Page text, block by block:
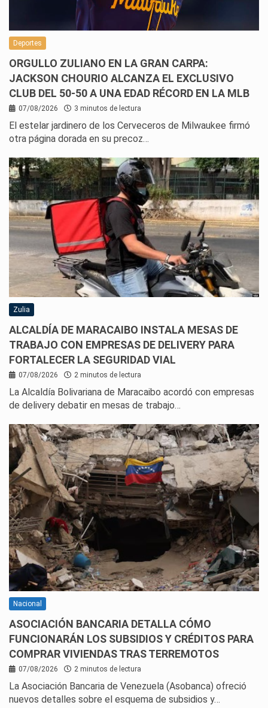
Deportes
ORGULLO ZULIANO EN LA GRAN CARPA:
JACKSON CHOURIO ALCANZA EL EXCLUSIVO
CLUB DEL 50-50 A UNA EDAD RÉCORD EN LA MLB
07/08/2026 3 minutos de lectura
El estelar jardinero de los Cerveceros de Milwaukee firmó
otra página dorada en su precoz…
Zulia
ALCALDÍA DE MARACAIBO INSTALA MESAS DE
TRABAJO CON EMPRESAS DE DELIVERY PARA
FORTALECER LA SEGURIDAD VIAL
07/08/2026 2 minutos de lectura
La Alcaldía Bolivariana de Maracaibo acordó con empresas
de delivery debatir en mesas de trabajo…
Nacional
ASOCIACIÓN BANCARIA DETALLA CÓMO
FUNCIONARÁN LOS SUBSIDIOS Y CRÉDITOS PARA
COMPRAR VIVIENDAS TRAS TERREMOTOS
07/08/2026 2 minutos de lectura
La Asociación Bancaria de Venezuela (Asobanca) ofreció
nuevos detalles sobre el esquema de subsidios y…